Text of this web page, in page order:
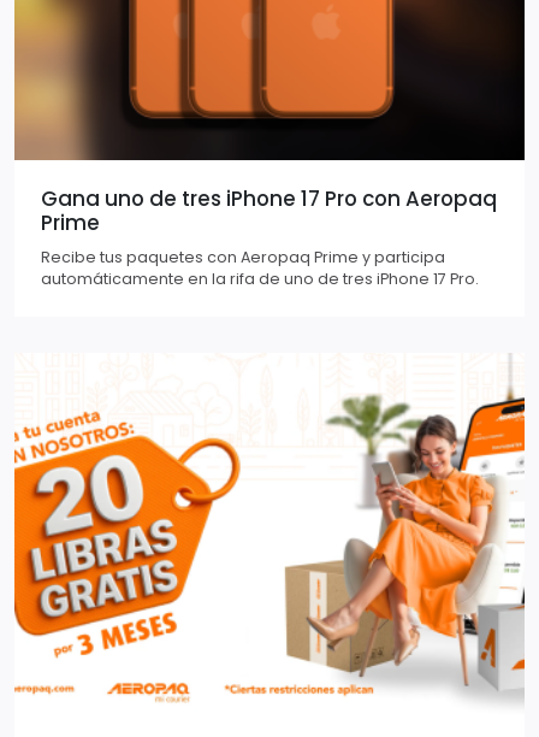
Gana uno de tres iPhone 17 Pro con Aeropaq
Prime
Recibe tus paquetes con Aeropaq Prime y participa
automáticamente en la rifa de uno de tres iPhone 17 Pro.